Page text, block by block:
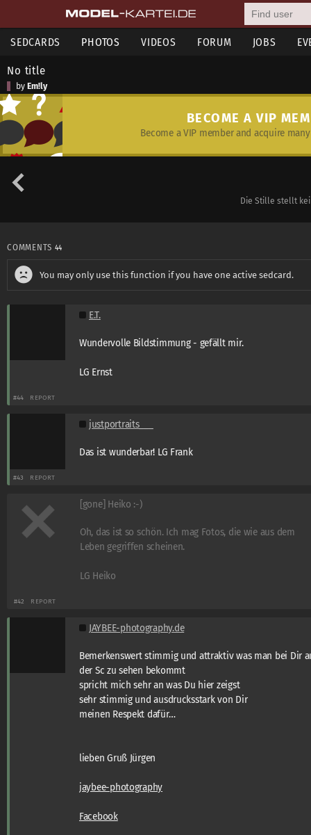
SEDCARDS PHOTOS VIDEOS FORUM JOBS
No title
by Em!ly
BECOME A VIP
Become a VIP member and acquire
Die Stille stellt
COMMENTS 44
You may only use this function if you have one active sedcard.
E.T.
Wundervolle Bildstimmung - gefällt mir.
LG Ernst
#44 REPORT
justportraits___
Das ist wunderbar! LG Frank
#43 REPORT
[gone] Heiko :-)
Oh, das ist so schön. Ich mag Fotos, die wie aus dem
Leben gegriffen scheinen.
LG Heiko
#42 REPORT
JAYBEE-photography.de
Bemerkenswert stimmig und attraktiv was man bei Dir
der Sc zu sehen bekommt
spricht mich sehr an was Du hier zeigst
sehr stimmig und ausdrucksstark von Dir
meinen Respekt dafür…
lieben Gruß Jürgen
jaybee-photography
Facebook